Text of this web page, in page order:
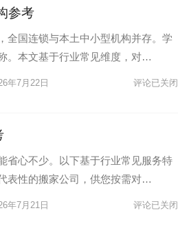
参考
全国连锁与本土中小型机构并存。学
。本文基于行业常见维度，对…
年7月22日 评论已关闭
省心不少。以下基于行业常见服务特
表性的搬家公司，供您按需对…
年7月21日 评论已关闭